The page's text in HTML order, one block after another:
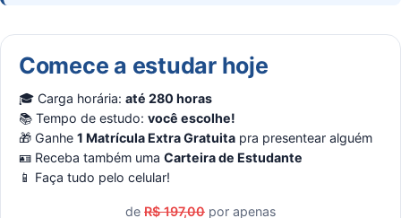
Comece a estudar hoje
🎓 Carga horária: até 280 horas
📚 Tempo de estudo: você escolhe!
🎁 Ganhe 1 Matrícula Extra Gratuita pra presentear alguém
🪪 Receba também uma Carteira de Estudante
📱 Faça tudo pelo celular!
de R$ 197,00 por apenas